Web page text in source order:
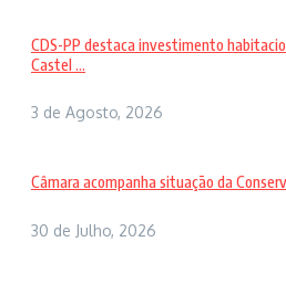
CDS-PP destaca investimento
Castel ...
3 de Agosto, 2026
Câmara acompanha situação da
30 de Julho, 2026